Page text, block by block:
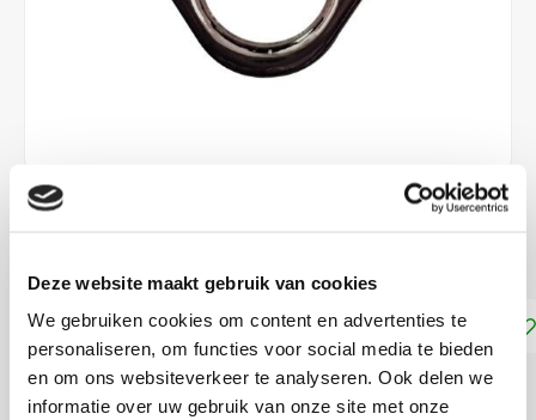
Deze website maakt gebruik van cookies
We gebruiken cookies om content en advertenties te
personaliseren, om functies voor social media te bieden
en om ons websiteverkeer te analyseren. Ook delen we
informatie over uw gebruik van onze site met onze
€5,25
Toevoegen aan winkelwagen
DELEN: